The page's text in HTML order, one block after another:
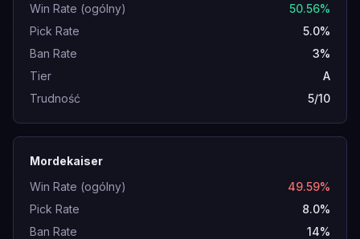
Win Rate (ogólny)
50.56%
Pick Rate
5.0%
Ban Rate
3%
Tier
A
Trudność
5/10
Mordekaiser
Win Rate (ogólny)
49.59%
Pick Rate
8.0%
Ban Rate
14%